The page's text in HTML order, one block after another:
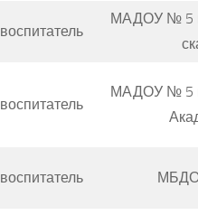
воспитатель
МАДОУ № 5
воспитатель
МАДОУ № 5
воспитатель